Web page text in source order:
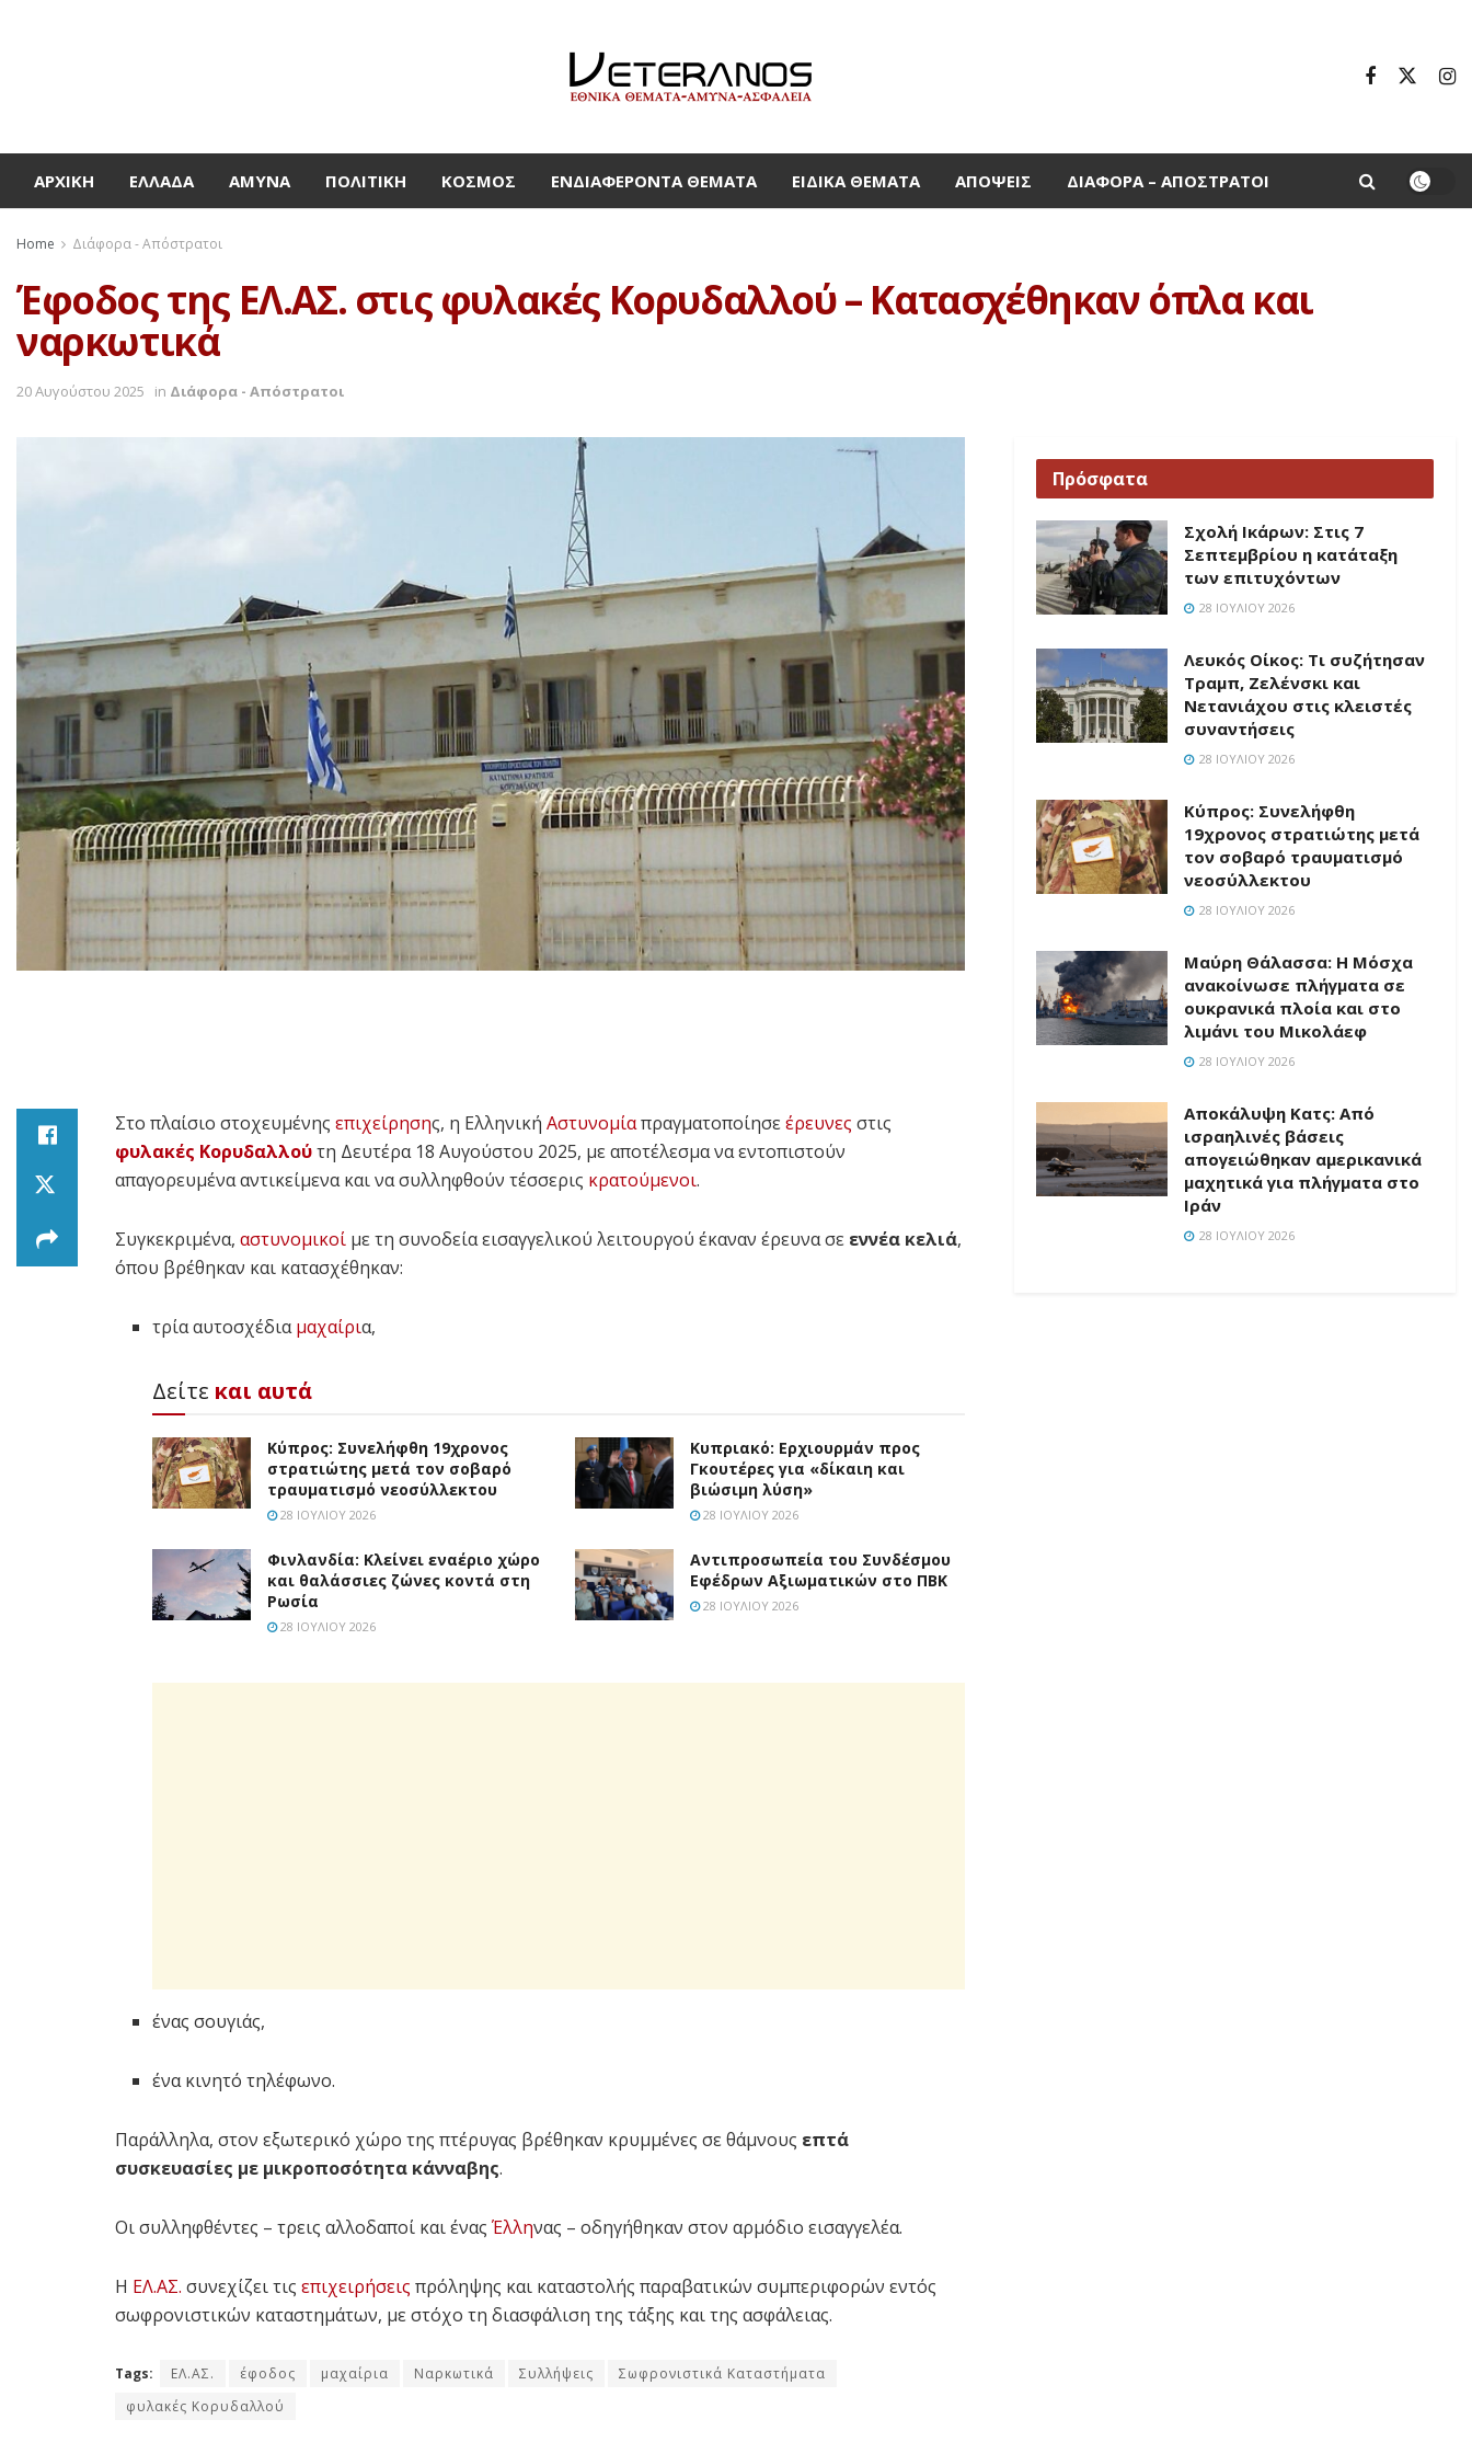
ΑΡΧΙΚΉ ΕΛΛΆΔΑ ΆΜΥΝΑ ΠΟΛΙΤΙΚΉ ΚΌΣΜΟΣ ΕΝΔΙΑΦΈΡΟΝΤΑ ΘΈΜΑΤΑ ΕΙΔΙΚΆ ΘΈΜΑΤΑ ΑΠΌΨΕΙΣ ΔΙΆΦΟΡΑ – ΑΠΌΣΤΡΑΤΟΙ
Home Διάφορα - Απόστρατοι
Έφοδος της ΕΛ.ΑΣ. στις φυλακές Κορυδαλλού – Κατασχέθηκαν όπλα και
ναρκωτικά
20 Αυγούστου 2025 in Διάφορα - Απόστρατοι
Στο πλαίσιο στοχευμένης επιχείρησης, η Ελληνική Αστυνομίαπραγματοποίησεέρευνες στις
φυλακές Κορυδαλλούτη Δευτέρα 18 Αυγούστου 2025, με αποτέλεσμα να εντοπιστούν
απαγορευμένα αντικείμενα και να συλληφθούν τέσσερις κρατούμενοι.
Συγκεκριμένα, αστυνομικοί με τη συνοδεία εισαγγελικού λειτουργού έκαναν έρευνα σε εννέα κελιά,
όπου βρέθηκαν και κατασχέθηκαν:
τρία αυτοσχέδιαμαχαίρια,
Δείτε και αυτά
Κύπρος: Συνελήφθη 19χρονος
στρατιώτης μετά τον σοβαρό
τραυματισμό νεοσύλλεκτου
28 ΙΟΥΛΊΟΥ 2026
Κυπριακό: Ερχιουρμάν προς
Γκουτέρες για «δίκαιη και
βιώσιμη λύση»
28 ΙΟΥΛΊΟΥ 2026
Φινλανδία: Κλείνει εναέριο χώρο
και θαλάσσιες ζώνες κοντά στη
Ρωσία
28 ΙΟΥΛΊΟΥ 2026
Aντιπροσωπεία του Συνδέσμου
Εφέδρων Αξιωματικών στο ΠΒΚ
28 ΙΟΥΛΊΟΥ 2026
ένας σουγιάς,
ένα κινητό τηλέφωνο.
Παράλληλα, στον εξωτερικό χώρο της πτέρυγας βρέθηκαν κρυμμένες σε θάμνους επτά
συσκευασίες με μικροποσότητα κάνναβης.
Οι συλληφθέντες – τρεις αλλοδαποί και ένας Έλληνας – οδηγήθηκαν στον αρμόδιο εισαγγελέα.
Η ΕΛ.ΑΣ. συνεχίζει τις επιχειρήσεις πρόληψης και καταστολής παραβατικών συμπεριφορών εντός
σωφρονιστικών καταστημάτων, με στόχο τη διασφάλιση της τάξης και της ασφάλειας.
Tags: ΕΛ.ΑΣ. έφοδος μαχαίρια Ναρκωτικά Συλλήψεις
Σωφρονιστικά Καταστήματα
φυλακές Κορυδαλλού
Πρόσφατα
Σχολή Ικάρων: Στις 7
Σεπτεμβρίου η κατάταξη
των επιτυχόντων
28 ΙΟΥΛΊΟΥ 2026
Λευκός Οίκος: Τι συζήτησαν
Τραμπ, Ζελένσκι και
Νετανιάχου στις κλειστές
συναντήσεις
28 ΙΟΥΛΊΟΥ 2026
Κύπρος: Συνελήφθη
19χρονος στρατιώτης μετά
τον σοβαρό τραυματισμό
νεοσύλλεκτου
28 ΙΟΥΛΊΟΥ 2026
Μαύρη Θάλασσα: Η Μόσχα
ανακοίνωσε πλήγματα σε
ουκρανικά πλοία και στο
λιμάνι του Μικολάεφ
28 ΙΟΥΛΊΟΥ 2026
Αποκάλυψη Κατς: Από
ισραηλινές βάσεις
απογειώθηκαν αμερικανικά
μαχητικά για πλήγματα στο
Ιράν
28 ΙΟΥΛΊΟΥ 2026